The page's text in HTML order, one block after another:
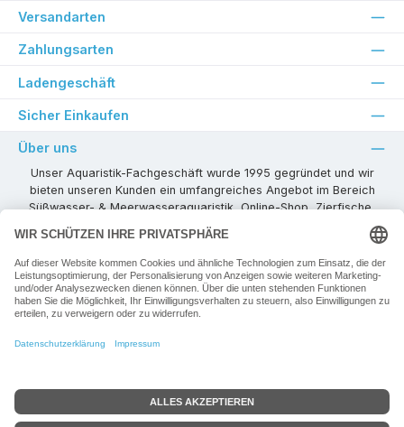
Versandarten
Zahlungsarten
Ladengeschäft
Sicher Einkaufen
Über uns
Unser Aquaristik-Fachgeschäft wurde 1995 gegründet und wir
bieten unseren Kunden ein umfangreiches Angebot im Bereich
Süßwasser- & Meerwasseraquaristik, Online-Shop, Zierfische,
Pflanzen, Aquarienkombinationen, Technikzubehör usw. ! Als
kompetenter Aquaristik-Fachhandelspartner stehen wir Ihnen für
alle Ihre Projekte und Einrichtungs- oder Besatzwünsche zur
Verfügung!
Besuchen Sie uns in unseren Räumlichkeiten oder senden Sie uns
Vertrag widerrufen